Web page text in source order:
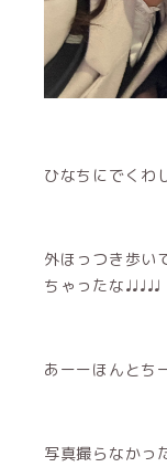
ひなちにでくわ
外ほっつき歩い
ちゃったな♩♩♩♩♩
あーーほんとち
写真撮らなかっ